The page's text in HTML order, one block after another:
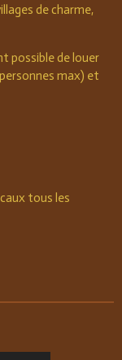
de charme,
possible de louer
max) et
tous les